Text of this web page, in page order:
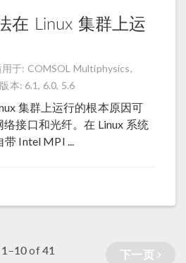
在 Linux 集群上运
用于: COMSOL Multiphysics,
本: 6.1, 6.0, 5.6
集群上运行的根本原因可
接口和光纤。在 Linux 系统
带 Intel MPI ...
1–10of41 下一页